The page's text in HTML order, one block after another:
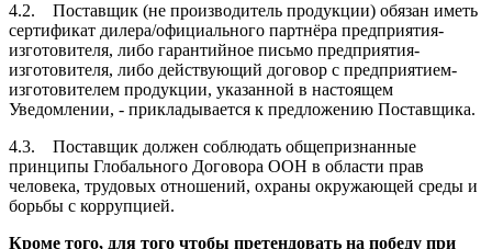
4.2. Поставщик (не производитель продукции) обязан иметь
сертификат дилера/официального партнёра предприятия-
изготовителя, либо гарантийное письмо предприятия-
изготовителя, либо действующий договор с предприятием-
изготовителем продукции, указанной в настоящем
Уведомлении, - прикладывается к предложению Поставщика.
4.3. Поставщик должен соблюдать общепризнанные
принципы Глобального Договора ООН в области прав
человека, трудовых отношений, охраны окружающей среды и
борьбы с коррупцией.
Кроме того, для того чтобы претендовать на победу при